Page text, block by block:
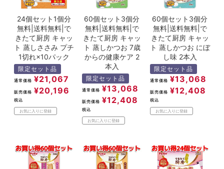
24個セット1個分
無料|送料無料|で
きたて厨房 キャッ
ト 蒸しささみ プチ
1切れ×10パック
限定セット品
通常価格 ¥21,067
販売価格 ¥20,196
税込
お気に入りに登録
60個セット3個分
無料|送料無料|で
きたて厨房 キャッ
ト 蒸しかつお 7歳
からの健康ケア 2
本入
限定セット品
通常価格 ¥13,068
販売価格 ¥12,408
税込
お気に入りに登録
60個セット3個分
無料|送料無料|で
きたて厨房 キャッ
ト 蒸しかつお にぼ
し味 2本入
限定セット品
通常価格 ¥13,068
販売価格 ¥12,408
税込
お気に入りに登録